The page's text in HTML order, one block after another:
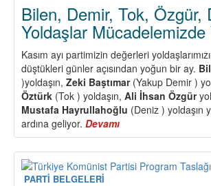
Bilen, Demir, Tok, Özgür,
Yoldaşlar Mücadelemizde
Kasım ayı partimizin değerleri
düştükleri günler açısından yoğun bir ay.
)yoldaşın, Zeki Baştımar (Yakup Demir )
Öztürk (Tok ) yoldaşın, Ali İhsan Özgür
Mustafa Hayrullahoğlu (Deniz ) yoldaşın
ardına geliyor. Devamı
Bilen,
Demir,
Tok,
PARTİ BELGELERİ